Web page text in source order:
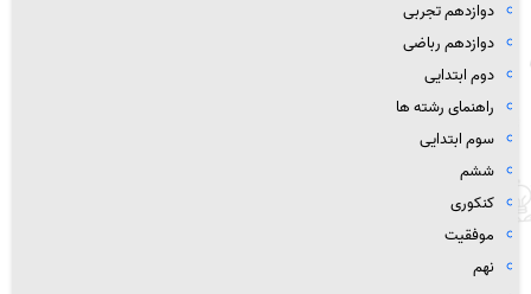
دوازدهم تجربی
دوازدهم رباضی
دوم ابتدایی
راهنمای رشته ها
سوم ابتدایی
ششم
کنکوری
موفقیت
نهم